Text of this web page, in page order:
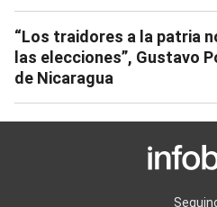
“Los traidores a la patria
las elecciones”, Gustavo
de Nicaragua